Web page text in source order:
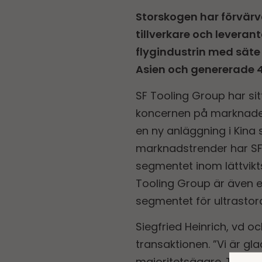
Storskogen har
tillverkare och
flygindustrin med säte
Asien och genererade
SF Tooling Group har
koncernen på
en ny anläggning i
marknadstrender har
segmentet inom
Tooling Group är även
segmentet för
Siegfried Heinrich, vd
transaktionen. ”Vi är